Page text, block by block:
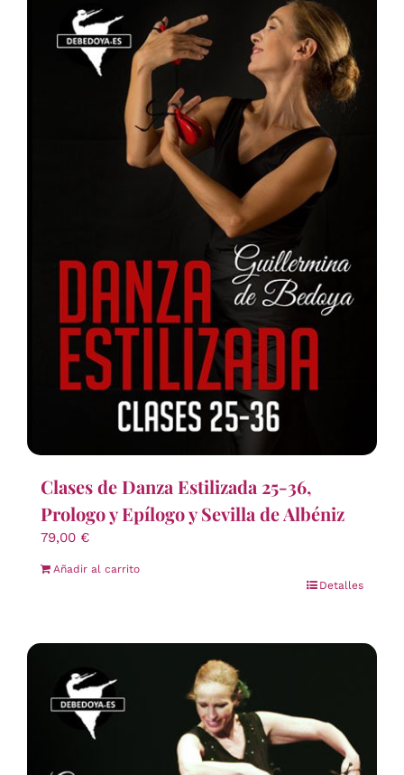
Clases de Danza Estilizada 25-36,
Prologo y Epílogo y Sevilla de Albéniz
79,00 €
Añadir al carrito
Detalles